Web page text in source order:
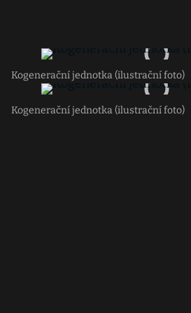
Kogenerační jednotka (ilustrační foto)
Kogenerační jednotka (ilustrační foto)